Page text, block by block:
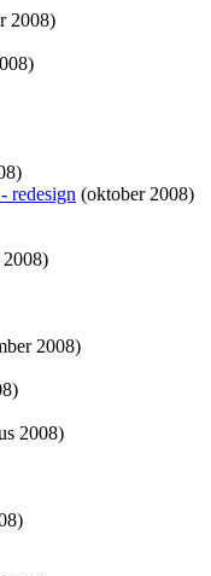
2008)
redesign (oktober 2008)
2008)
2008)